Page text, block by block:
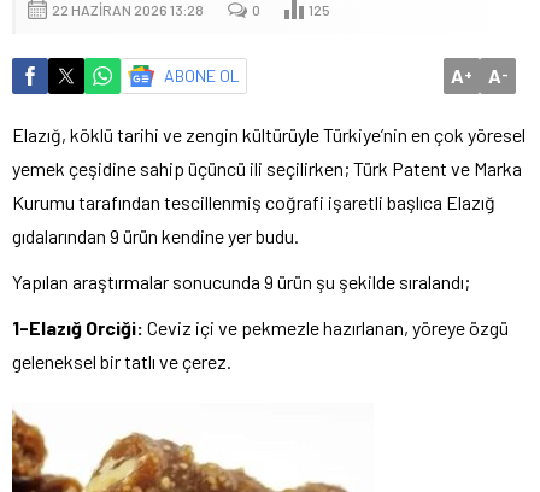
22 HAZIRAN 2026 13:28 0 125
ABONE OL A+ A-
Elazığ, köklü tarihi ve zengin kültürüyle Türkiye’nin en çok yöresel
yemek çeşidine sahip üçüncü ili seçilirken; Türk Patent ve Marka
Kurumu tarafından tescillenmiş coğrafi işaretli başlıca Elazığ
gıdalarından 9 ürün kendine yer budu.
Yapılan araştırmalar sonucunda 9 ürün şu şekilde sıralandı;
1-Elazığ Orciği: Ceviz içi ve pekmezle hazırlanan, yöreye özgü
geleneksel bir tatlı ve çerez.